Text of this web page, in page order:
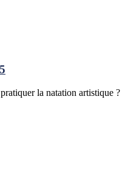
la natation artistique ?